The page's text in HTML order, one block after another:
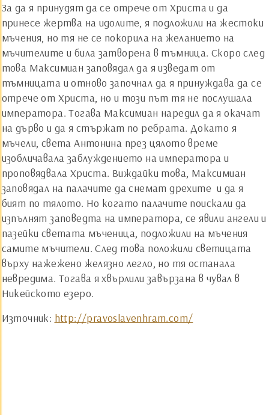
За да я принудят да се отрече от Христа и да
принесе жертва на идолите, я подложили на жестоки
мъчения, но тя не се покорила на желанието на
мъчителите и била затворена в тъмница. Скоро след
това Максимиан заповядал да я изведат от
тъмницата и отново започнал да я принуждава да се
отрече от Христа, но и този път тя не послушала
императора. Тогава Максимиан наредил да я окачат
на дърво и да я стържат по ребрата. Докато я
мъчели, света Антонина през цялото време
изобличавала заблуждението на императора и
проповядвала Христа. Виждайки това, Максимиан
заповядал на палачите да снемат дрехите и да я
бият по тялото. Но когато палачите поискали да
изпълнят заповедта на императора, се явили ангели и
пазейки светата мъченица, подложили на мъчения
самите мъчители. След това положили светицата
върху нажежено желязно легло, но тя останала
невредима. Тогава я хвърлили завързана в чувал в
Никейското езеро.
Източник: http://pravoslavenhram.com/